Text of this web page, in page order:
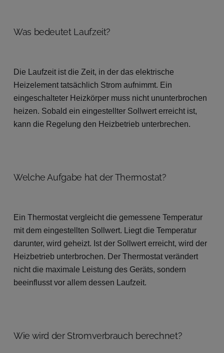
Was bedeutet Laufzeit?
Die Laufzeit ist die Zeit, in der das elektrische
Heizelement tatsächlich Strom aufnimmt. Ein
eingeschalteter Heizkörper muss nicht ununterbrochen
heizen. Sobald ein eingestellter Sollwert erreicht ist,
kann die Regelung den Heizbetrieb unterbrechen.
Welche Aufgabe hat der Thermostat?
Ein Thermostat vergleicht die gemessene Temperatur
mit dem eingestellten Sollwert. Liegt die Temperatur
darunter, wird geheizt. Ist der Sollwert erreicht, wird der
Heizbetrieb unterbrochen. Der Thermostat verändert
nicht die maximale Leistung des Geräts, sondern
beeinflusst vor allem dessen Laufzeit.
Wie wird der Stromverbrauch berechnet?